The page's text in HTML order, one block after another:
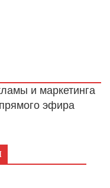
и маркетинга
эфира